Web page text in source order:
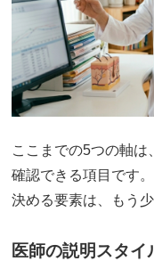
ここまでの5つの軸
確認できる項目です
決める要素は、もう
医師の説明スタ